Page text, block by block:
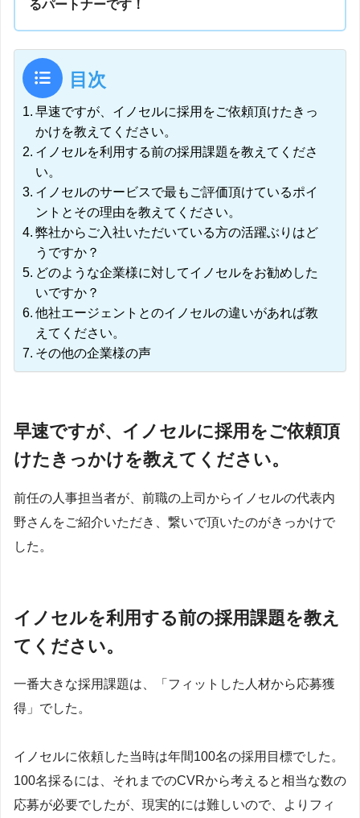
るパートナーです！
目次
早速ですが、イノセルに採用をご依頼頂けたきっ
かけを教えてください。
イノセルを利用する前の採用課題を教えてくださ
い。
イノセルのサービスで最もご評価頂けているポイ
ントとその理由を教えてください。
弊社からご入社いただいている方の活躍ぶりはど
うですか？
どのような企業様に対してイノセルをお勧めした
いですか？
他社エージェントとのイノセルの違いがあれば教
えてください。
その他の企業様の声
早速ですが、イノセルに採用をご依頼頂
けたきっかけを教えてください。
前任の人事担当者が、前職の上司からイノセルの代表内
野さんをご紹介いただき、繋いで頂いたのがきっかけで
した。
イノセルを利用する前の採用課題を教え
てください。
一番大きな採用課題は、「フィットした人材から応募獲
得」でした。
イノセルに依頼した当時は年間100名の採用目標でした。
100名採るには、それまでのCVRから考えると相当な数の
応募が必要でしたが、現実的には難しいので、よりフィ